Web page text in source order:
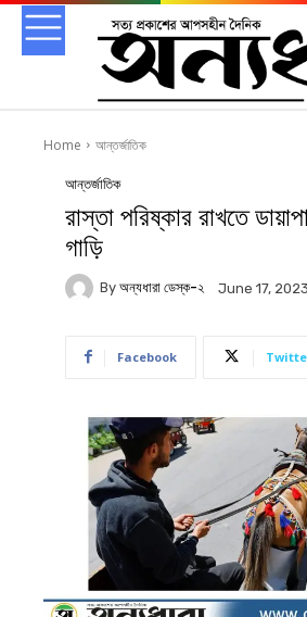
Home আন্তর্জাতিক
আন্তর্জাতিক
রাস্তা পরিষ্কার রাখতে
গাড়ি
By অন্যধারা ডেস্ক-২ June 17, 2023
Facebook